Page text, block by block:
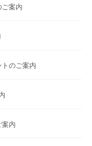
ご案内
のご案内
案内